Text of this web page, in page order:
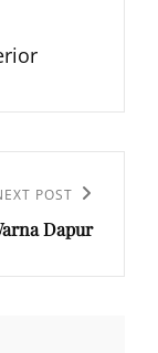
POST
Dapur